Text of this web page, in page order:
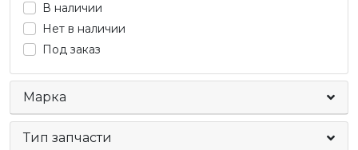
В наличии
Нет в наличии
Под заказ
Марка
Тип запчасти